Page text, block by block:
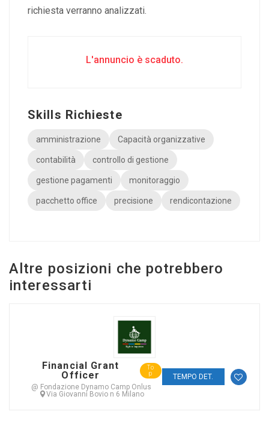
richiesta verranno analizzati.
L'annuncio è scaduto.
Skills Richieste
amministrazione Capacità organizzative
contabilità controllo di gestione
gestione pagamenti monitoraggio
pacchetto office precisione rendicontazione
Altre posizioni che potrebbero
interessarti
Financial Grant
Officer
To
p
@ Fondazione Dynamo Camp Onlus
Via Giovanni Bovio n 6 Milano
TEMPO DET.